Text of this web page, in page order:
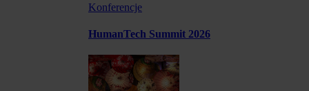
Konferencje
HumanTech Summit 2026